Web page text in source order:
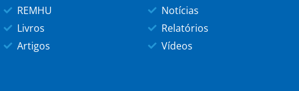
REMHU
Livros
Artigos
Notícias
Relatórios
Vídeos